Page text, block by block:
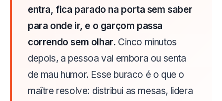
entra, fica parado na porta sem saber
para onde ir, e o garçom passa
correndo sem olhar. Cinco minutos
depois, a pessoa vai embora ou senta
de mau humor. Esse buraco é o que o
maître resolve: distribui as mesas, lidera